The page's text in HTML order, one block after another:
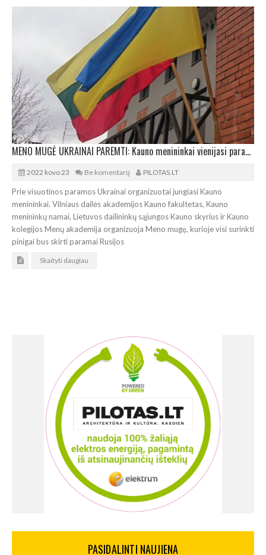
MENO MUGĖ UKRAINAI PAREMTI: Kauno menininkai vienijasi paramai
2022 kovo 23 Be komentarų PILOTAS.LT
Prie visuotinos paramos Ukrainai organizuotai jungiasi Kauno
menininkai. Vilniaus dailės akademijos Kauno fakultetas, Kauno
menininkų namai, Lietuvos dailininkų sąjungos Kauno skyrius ir Kauno
kolegijos Menų akademija organizuoja Meno mugę, kurioje visi surinkti
pinigai bus skirti paramai Rusijos
Skaityti daugiau
PASIDALINTI NAUJIENA